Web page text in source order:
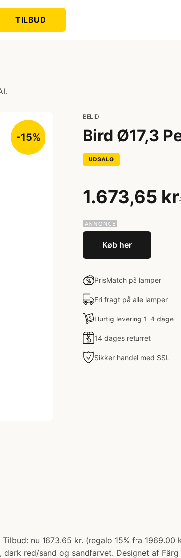
TILBUD
-15%
BELID
Bird Ø17,3
UDSALG
1.673,65 kr
Køb her
PrisMatch på lamper
Fri fragt på alle lamper
Hurtig levering 1-4 dage
14 dages returret
Sikker handel med SSL
nu 1673.65 kr. (regalo 15% fra
red/sand og sandfarvet. Designet af